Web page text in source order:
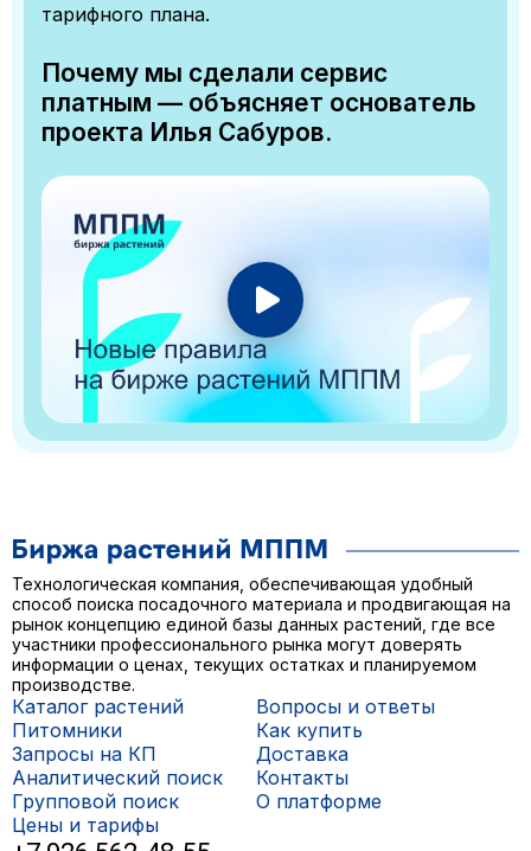
тарифного плана.
Почему мы сделали сервис
платным — объясняет основатель
проекта Илья Сабуров.
Технологическая компания, обеспечивающая удобный
способ поиска посадочного материала и продвигающая на
рынок концепцию единой базы данных растений, где все
участники профессионального рынка могут доверять
информации о ценах, текущих остатках и планируемом
производстве.
Каталог растений
Питомники
Запросы на КП
Аналитический поиск
Групповой поиск
Цены и тарифы
Вопросы и ответы
Как купить
Доставка
Контакты
О платформе